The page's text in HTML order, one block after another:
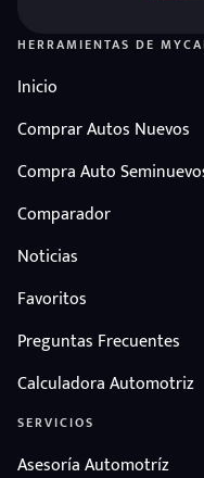
HERRAMIENTAS DE
Inicio
Comprar Autos Nuevos
Compra Auto
Comparador
Noticias
Favoritos
Preguntas Frecuentes
Calculadora Automotriz
SERVICIOS
Asesoría Automotríz